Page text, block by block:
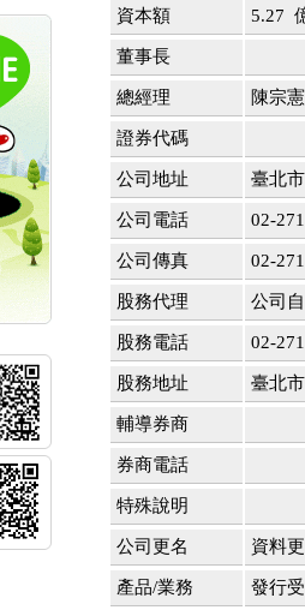
溢
外
績
櫃
科技
的力
U儲
公司
司
人
公司
司
員
司
資本額 5.27
董事長
總經理 陳宗憲
證券代碼
公司地址 臺北
公司電話 02-
公司傳真 02-
股務代理 公司
股務電話 02-
股務地址 臺北
輔導券商
券商電話
特殊說明
公司更名 資料
產品/業務 發行